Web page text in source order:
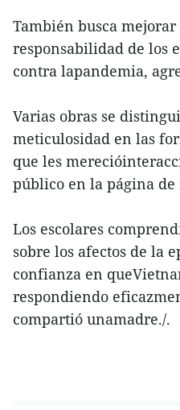
También busca
responsabilidad de los
contra lapandemia,
Varias obras se
meticulosidad en las
que les
público en la página de
Los escolares
sobre los afectos de la
confianza en
respondiendo
compartió unamadre./.